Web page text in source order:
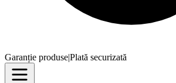
Garanție produse|Plată securizată